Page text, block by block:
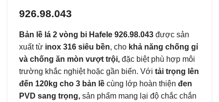
926.98.043
Bản lề lá 2 vòng bi Hafele 926.98.043 được sản
xuất từ inox 316 siêu bền, cho khả năng chống gỉ
và chống ăn mòn vượt trội, đặc biệt phù hợp môi
trường khắc nghiệt hoặc gần biển. Với tải trọng lên
đến 120kg cho 3 bản lề cùng lớp hoàn thiện đen
PVD sang trọng, sản phẩm mang lại độ chắc chắn